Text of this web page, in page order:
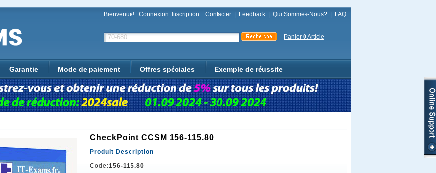
Bienvenue! Connexion Inscription Contacter Feedback Qui Sommes-Nous? FAQ
Panier 0Article
Garantie Mode de paiement Offres spéciales Exemple de réussite
CheckPoint CCSM 156-115.80
Produit Description
Code:156-115.80